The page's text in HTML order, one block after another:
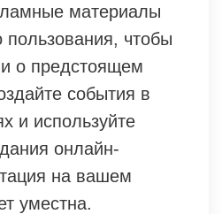
материалы
пользования, чтобы
о предстоящем
события в
и используйте
онлайн-
на вашем
уместна.